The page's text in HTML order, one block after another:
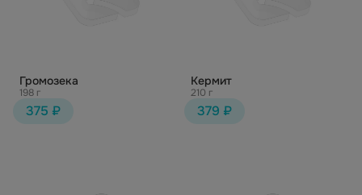
Громозека
198 г
375 ₽
Кермит
210 г
379 ₽